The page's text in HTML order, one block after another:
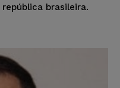
brasileira.